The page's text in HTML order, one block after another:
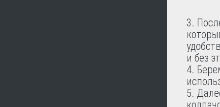
и без